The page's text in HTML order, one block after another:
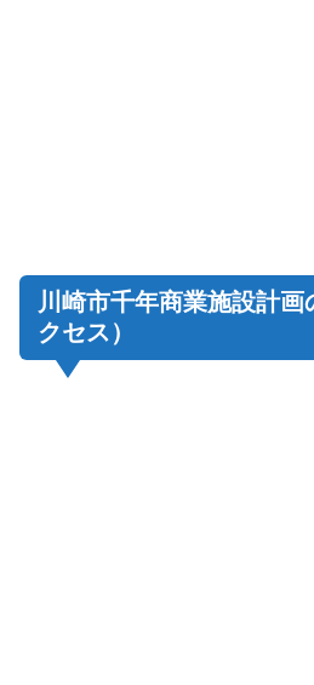
川崎市千年商業施設計
クセス）